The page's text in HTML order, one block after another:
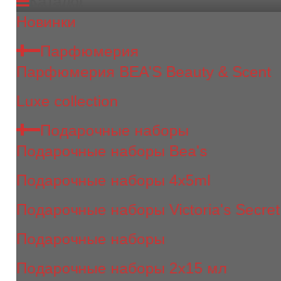
Новинки
Парфюмерия
Парфюмерия BEA'S Beauty & Scent
Luxe collection
Подарочные наборы
Подарочные наборы Bea's
Подарочные наборы 4х5ml
Подарочные наборы Victoria's Secret
Подарочные наборы
Подарочные наборы 2x15 мл